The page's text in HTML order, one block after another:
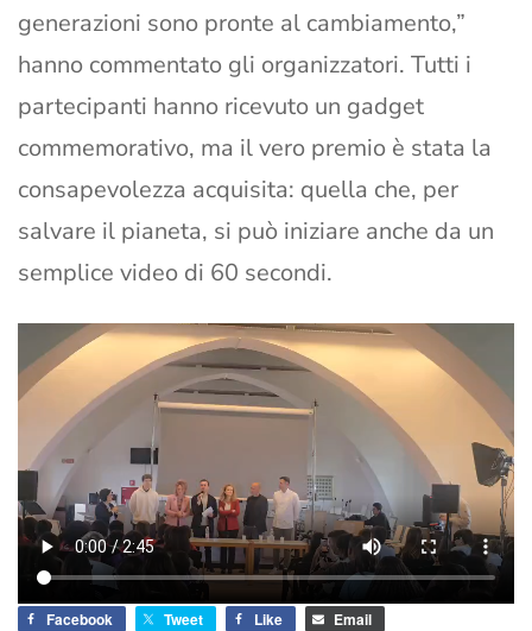
generazioni sono pronte al cambiamento,”
hanno commentato gli organizzatori. Tutti i
partecipanti hanno ricevuto un gadget
commemorativo, ma il vero premio è stata la
consapevolezza acquisita: quella che, per
salvare il pianeta, si può iniziare anche da un
semplice video di 60 secondi.
Facebook Tweet Like Email